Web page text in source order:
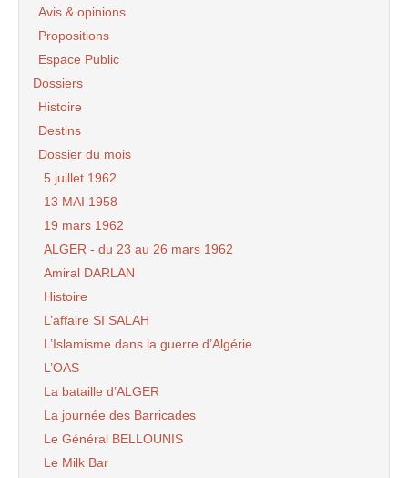
Avis & opinions
Propositions
Espace Public
Dossiers
Histoire
Destins
Dossier du mois
5 juillet 1962
13 MAI 1958
19 mars 1962
ALGER - du 23 au 26 mars 1962
Amiral DARLAN
Histoire
L’affaire SI SALAH
L’Islamisme dans la guerre d’Algérie
L’OAS
La bataille d’ALGER
La journée des Barricades
Le Général BELLOUNIS
Le Milk Bar